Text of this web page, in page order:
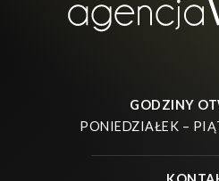
GODZINY
PONIEDZIAŁEK –